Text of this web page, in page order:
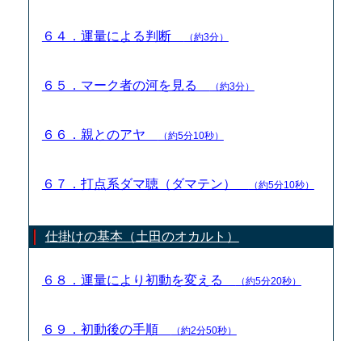
６４．運量による判断 （約3分）
６５．マーク者の河を見る （約3分）
６６．親とのアヤ （約5分10秒）
６７．打点系ダマ聴（ダマテン） （約5分10秒）
仕掛けの基本（土田のオカルト）
６８．運量により初動を変える （約5分20秒）
６９．初動後の手順 （約2分50秒）